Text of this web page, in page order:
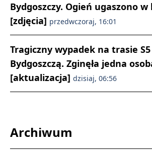
Bydgoszczy. Ogień ugaszono
[zdjęcia] przedwczoraj, 16:01
Tragiczny wypadek na trasie
Bydgoszczą. Zginęła jedna
[aktualizacja] dzisiaj, 06:56
Archiwum